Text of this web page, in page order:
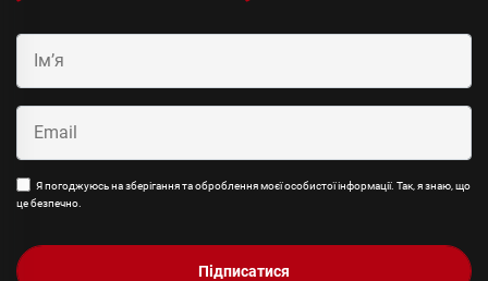
Я погоджуюсь на зберігання та оброблення моєї особистої інформації. Так, я знаю, що
це безпечно.
Підписатися